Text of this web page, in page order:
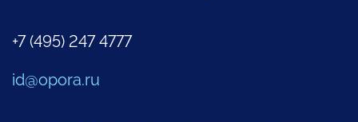
+7 (495) 247 4777
id@opora.ru